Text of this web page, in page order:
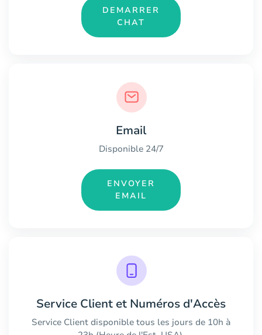
DEMARRER
CHAT
Email
Disponible 24/7
ENVOYER
EMAIL
Service Client et Numéros d'Accès
Service Client disponible tous les jours de 10h à